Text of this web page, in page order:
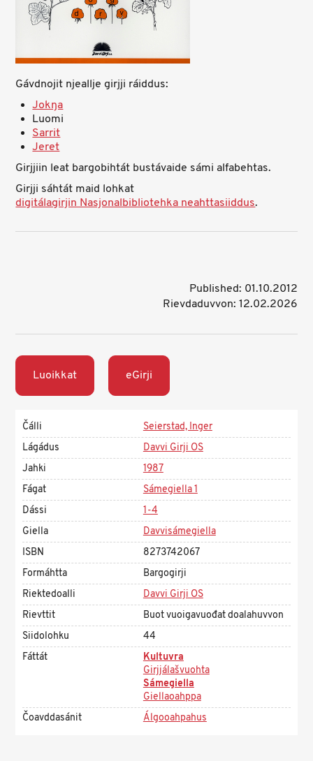
Gávdnojit njeallje girjji ráiddus:
Jokŋa
Luomi
Sarrit
Jeret
Girjjiin leat bargobihtát bustávaide sámi alfabehtas.
Girjji sáhtát maid lohkat
digitálagirjin Nasjonalbibliotehka neahttasiiddus.
Published: 01.10.2012
Rievdaduvvon: 12.02.2026
Luoikkat eGirji
Čálli
Seierstad, Inger
Lágádus
Davvi Girji OS
Jahki
1987
Fágat
Sámegiella 1
Dássi
1-4
Giella
Davvisámegiella
ISBN
8273742067
Formáhtta
Bargogirji
Riektedoalli
Davvi Girji OS
Rievttit
Buot vuoigavuođat doalahuvvon
Siidolohku
44
Fáttát
Kultuvra
Girjjálašvuohta
Sámegiella
Giellaoahppa
Čoavddasánit
Álgooahpahus